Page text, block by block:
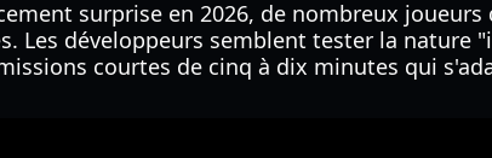
surprise en 2026, de nombreux
Les développeurs semblent tester la nature
courtes de cinq à dix minutes qui